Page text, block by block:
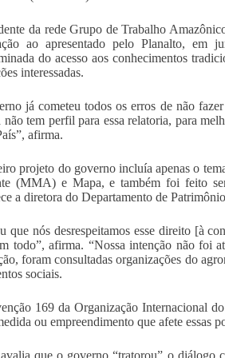
da rede Grupo de Trabalho
ao apresentado pelo Planalto, em
do acesso aos conhecimentos
interessadas.
já cometeu todos os erros de não
tem perfil para essa relatoria, para
afirma.
projeto do governo incluía apenas o
(MMA) e Mapa, e também foi feito
a diretora do Departamento de
que nós desrespeitamos esse direito [à
todo”, afirma. “Nossa intenção não foi
foram consultadas organizações do
sociais.
169 da Organização Internacional
ou empreendimento que afete essas
que o governo “tratorou” o diálogo